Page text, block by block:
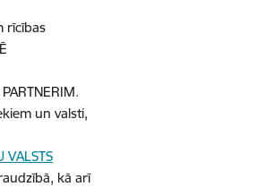
rīcības
un valsti,
VALSTS
kā arī